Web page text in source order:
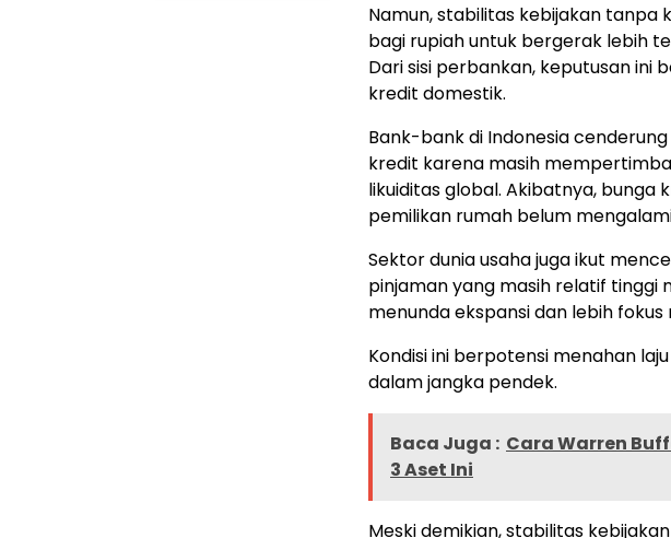
Namun, stabilitas kebijakan tanpa
bagi rupiah untuk bergerak lebih
Dari sisi perbankan, keputusan ini
kredit domestik.
Bank-bank di Indonesia
kredit karena masih
likuiditas global. Akibatnya, bunga
pemilikan rumah belum
Sektor dunia usaha juga ikut
pinjaman yang masih relatif tinggi
menunda ekspansi dan lebih fokus
Kondisi ini berpotensi menahan
dalam jangka pendek.
Baca Juga : Cara Warren
3 Aset Ini
Meski demikian, stabilitas